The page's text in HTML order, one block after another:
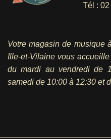
Tél : 02
Votre magasin de musique
Ille-et-Vilaine vous
du mardi au vendredi de
samedi de 10:00 à 12:30 et